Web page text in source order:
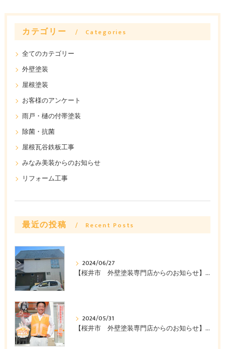
カテゴリー Categories
全てのカテゴリー
外壁塗装
屋根塗装
お客様のアンケート
雨戸・樋の付帯塗装
除菌・抗菌
屋根瓦谷鉄板工事
みなみ美装からのお知らせ
リフォーム工事
最近の投稿 Recent Posts
2024/06/27
【桜井市 外壁塗装専門店からのお知らせ】桜井市Y様邸ビフォーアフターのご紹介 ～みなみ美装株式会社～
2024/05/31
【桜井市 外壁塗装専門店からのお知らせ】外壁塗装を安く抑える方法教えます みなみ美装株式会社